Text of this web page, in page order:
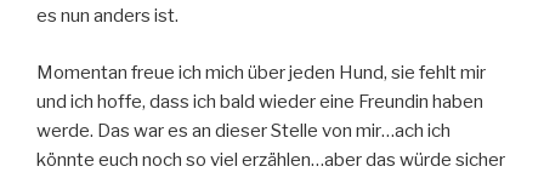
es nun anders ist.
Momentan freue ich mich über jeden Hund, sie fehlt mir
und ich hoffe, dass ich bald wieder eine Freundin haben
werde. Das war es an dieser Stelle von mir…ach ich
könnte euch noch so viel erzählen…aber das würde sicher